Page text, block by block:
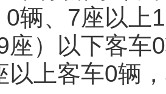
0辆、7座以上
座）以下客车
以上客车0辆